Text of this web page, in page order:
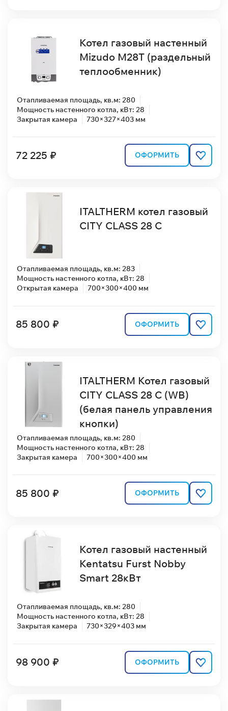
Котел газовый настенный
Mizudo M28T (раздельный
теплообменник)
Отапливаемая площадь, кв.м: 280
Мощность настенного котла, кВт: 28
Закрытая камера
730×327×403 мм
72 225 ₽ ОФОРМИТЬ
ITALTHERM котел газовый
CITY CLASS 28 C
Отапливаемая площадь, кв.м: 283
Мощность настенного котла, кВт: 28
Открытая камера
700×300×400 мм
85 800 ₽ ОФОРМИТЬ
ITALTHERM Котел газовый
CITY CLASS 28 C (WB)
(белая панель управления
кнопки)
Отапливаемая площадь, кв.м: 280
Мощность настенного котла, кВт: 28
Закрытая камера
700×300×400 мм
85 800 ₽ ОФОРМИТЬ
Котел газовый настенный
Kentatsu Furst Nobby
Smart 28кВт
Отапливаемая площадь, кв.м: 280
Мощность настенного котла, кВт: 28
Закрытая камера
730×329×403 мм
98 900 ₽ ОФОРМИТЬ